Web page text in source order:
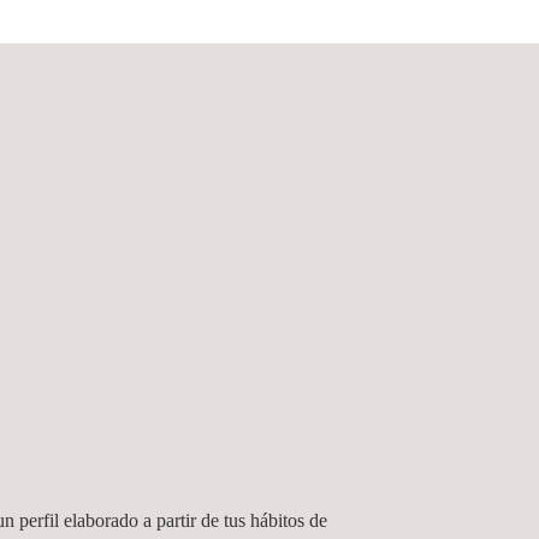
perfil elaborado a partir de tus hábitos de